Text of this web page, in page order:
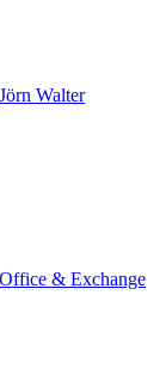
Jörn Walter
Office & Exchange